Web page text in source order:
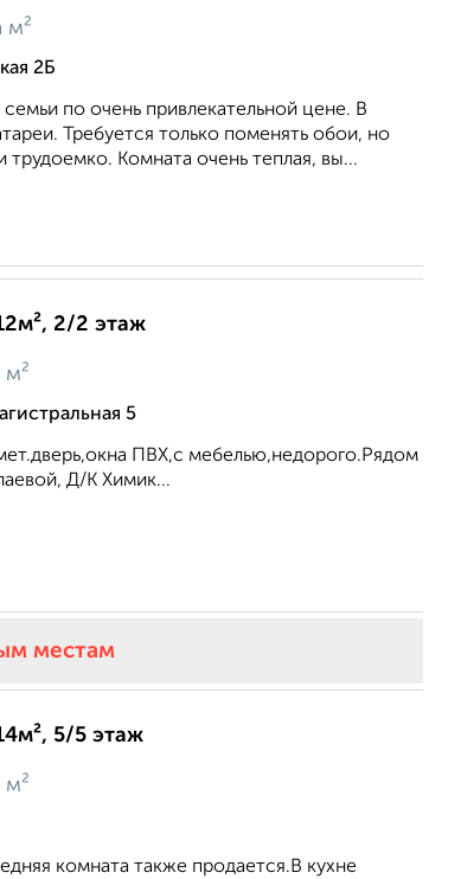
м²
2Б
по очень привлекательной цене. В
Требуется только поменять обои, но
трудоемко. Комната очень теплая, вы...
2/2 этаж
м²
5
ПВХ,с мебелью,недорого.Рядом
Д/К Химик...
местам
5/5 этаж
м²
комната также продается.В кухне